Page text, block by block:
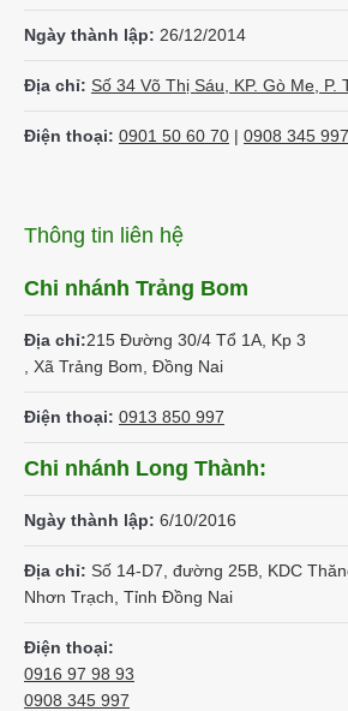
Ngày thành lập: 26/12/2014
Địa chỉ: Số 34 Võ Thị Sáu, KP. Gò Me, P.
Điện thoại: 0901 50 60 70 | 0908 345 997
Thông tin liên hệ
Chi nhánh Trảng Bom
Địa chỉ:215 Đường 30/4 Tổ 1A, Kp 3
, Xã Trảng Bom, Đồng Nai
Điện thoại: 0913 850 997
Chi nhánh Long Thành:
Ngày thành lập: 6/10/2016
Địa chỉ: Số 14-D7, đường 25B, KDC
Nhơn Trạch, Tỉnh Đồng Nai
Điện thoại:
0916 97 98 93
0908 345 997